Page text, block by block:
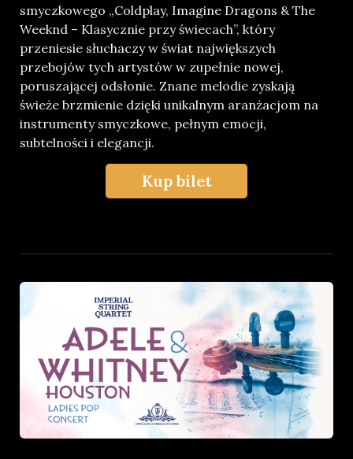
smyczkowego „Coldplay, Imagine Dragons & The
Weeknd – Klasycznie przy świecach”, który
przeniesie słuchaczy w świat największych
przebojów tych artystów w zupełnie nowej,
poruszającej odsłonie. Znane melodie zyskają
świeże brzmienie dzięki unikalnym aranżacjom na
instrumenty smyczkowe, pełnym emocji,
subtelności i elegancji.
Kup bilet